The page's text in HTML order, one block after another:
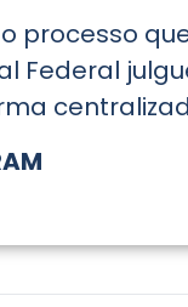
processo
Federal